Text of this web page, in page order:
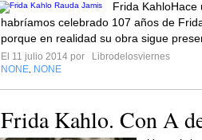
Frida KahloHace
habríamos celebrado 107 años de
porque en realidad su obra sigue
El 11 julio 2014 por
Librodelosviernes
NONE NONE
Frida Kahlo. Con A